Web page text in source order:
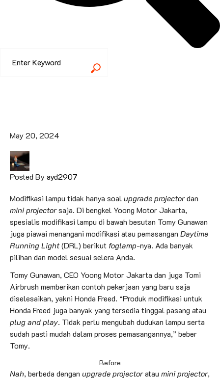
May 20, 2024
Posted Byayd2907
Modifikasi lampu tidak hanya soalupgrade projectordan
mini projectorsaja. Di bengkel Yoong Motor Jakarta,
spesialis modifikasi lampu di bawah besutan Tomy Gunawan
juga piawai menangani modifikasi atau pemasangan Daytime
Running Light(DRL) berikut foglamp-nya. Ada banyak
pilihan dan model sesuai selera Anda.
Tomy Gunawan, CEO Yoong Motor Jakarta dan juga Tomi
Airbrush memberikan contoh pekerjaan yang baru saja
diselesaikan, yakni Honda Freed. “Produk modifikasi untuk
Honda Freed juga banyak yang tersedia tinggal pasang atau
plug and play. Tidak perlu mengubah dudukan lampu serta
sudah pasti mudah dalam proses pemasangannya,” beber
Tomy.
Before
Nah, berbeda dengan upgrade projectoratau mini projector,